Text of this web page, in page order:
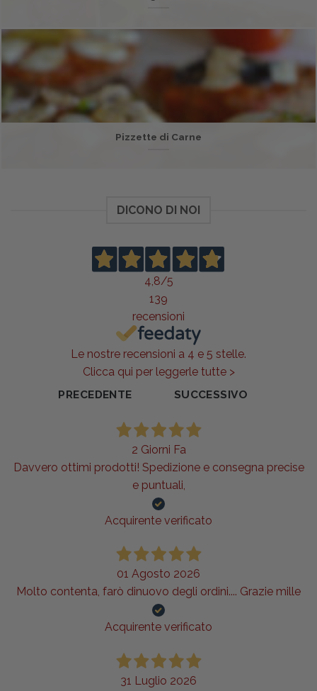
Pizzette di Carne
DICONO DI NOI
4,8/5
139
recensioni
Le nostre recensioni a 4 e 5 stelle.
Clicca qui per leggerle tutte >
PRECEDENTE
SUCCESSIVO
2 Giorni Fa
Davvero ottimi prodotti! Spedizione e consegna precise
e puntuali,
Acquirente verificato
01 Agosto 2026
Molto contenta, farò dinuovo degli ordini.... Grazie mille
Acquirente verificato
31 Luglio 2026